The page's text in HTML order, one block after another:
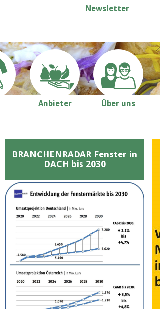
Newsletter
Anbieter Über uns
BRANCHENRADAR Fenster in
DACH bis 2030